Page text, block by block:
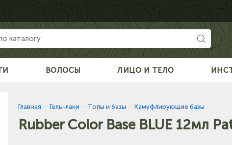
ВОЛОСЫ ЛИЦО И ТЕЛО
Главная Гель-лаки Топы и базы Камуфлирующие базы
Rubber Color Base BLUE 12мл